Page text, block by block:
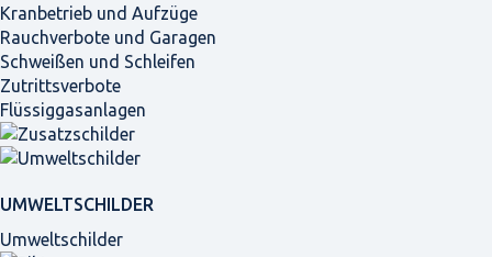
Kranbetrieb und Aufzüge
Rauchverbote und Garagen
Schweißen und Schleifen
Zutrittsverbote
Flüssiggasanlagen
UMWELTSCHILDER
Umweltschilder